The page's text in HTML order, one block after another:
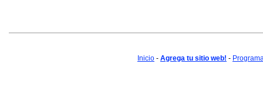
Inicio - Agrega tu sitio web! -